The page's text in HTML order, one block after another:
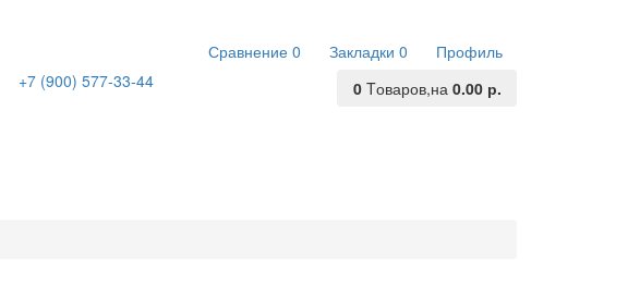
Профиль
Закладки 0
Сравнение 0
+7 (900) 577-33-44
0 Tоваров,на 0.00 р.